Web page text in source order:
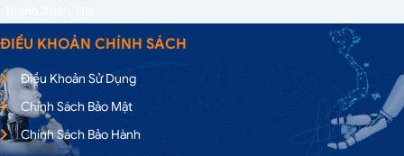
ĐIỀU KHOẢN CHÍNH SÁCH
Điều Khoản Sử Dụng
Chính Sách Bảo Mật
Chính Sách Bảo Hành